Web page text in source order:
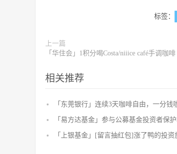
标签：
上一篇
「华住会」1积分喝Costa/niiice café手调咖啡
相关推荐
「东莞银行」连续3天咖啡自由，一分钱
「易方达基金」参与公募基金投资者保
「上银基金」[留言抽红包]​涨了鸭的投资